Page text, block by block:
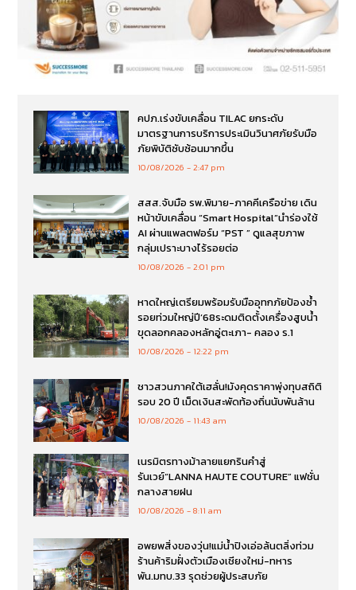
คปภ.เร่งขับเคลื่อน TILAC ยกระดับ
มาตรฐานการบริการประเมินวินาศภัยรับมือ
ภัยพิบัติซับซ้อนมากขึ้น
10/08/2026 2:47 pm
สสส.จับมือ รพ.พิมาย-ภาคคีเครือข่าย เดิน
หน้าขับเคลื่อน “Smart Hospital”นำร่องใช้
AI ผ่านแพลตฟอร์ม “PST ” ดูแลสุขภาพ
กลุ่มเปราะบางไร้รอยต่อ
10/08/2026 2:01 pm
หาดใหญ่เตรียมพร้อมรับมืออุทกภัยป้องซ้ำ
รอยท่วมใหญ่ปี’68ระดมติดตั้งเครื่องสูบน้ำ
ขุดลอกคลองหลักอู่ตะเภา- คลอง ร.1
10/08/2026 12:22 pm
ชาวสวนภาคใต้เฮลั่น!มังคุดราคาพุ่งทุบสถิติ
รอบ 20 ปี เม็ดเงินสะพัดท้องถิ่นนับพันล้าน
10/08/2026 11:43 am
เนรมิตรทางม้าลายแยกรินคำสู่
รันเวย์“LANNA HAUTE COUTURE” แฟชั่น
กลางสายฝน
10/08/2026 8:11 am
อพยพสิ่งของวุ่น!แม่น้ำปิงเอ่อล้นตลิ่งท่วม
ร้านค้าริมฝั่งตัวเมืองเชียงใหม่-ทหาร
พัน.มทบ.33 รุดช่วยผู้ประสบภัย